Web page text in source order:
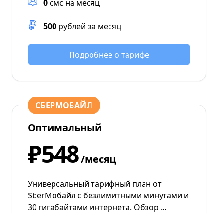
0смс на месяц
500 рублей за месяц
Подробнее о тарифе
СБЕРМОБАЙЛ
Оптимальный
₽548/месяц
Универсальный тарифный план от
SberМобайл с безлимитными минутами и
30 гигабайтами интернета. Обзор …